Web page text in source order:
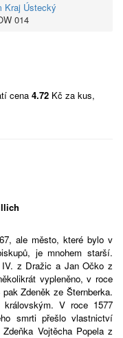
Kraj Ústecký
014
cena 4.72 Kč za kus,
ale město, které bylo v
je mnohem starší.
z Dražic a Jan Očko z
vypleněno, v roce
Zdeněk ze Šternberka.
V roce 1577
smrti přešlo vlastnictví
Vojtěcha Popela z